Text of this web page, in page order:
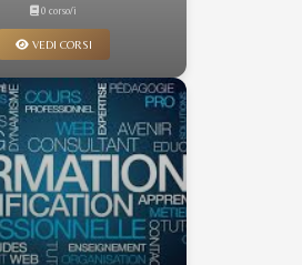
0 corso/i
VEDI CORSI